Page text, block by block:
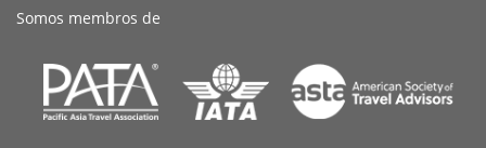
Somos membros de